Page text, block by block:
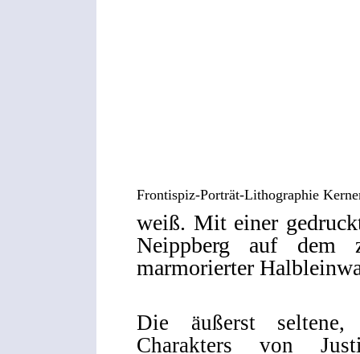
Frontispiz-Porträt-Lithographie
weiß. Mit einer
Neippberg auf dem
marmorierter
Die äußerst seltene,
Charakters von